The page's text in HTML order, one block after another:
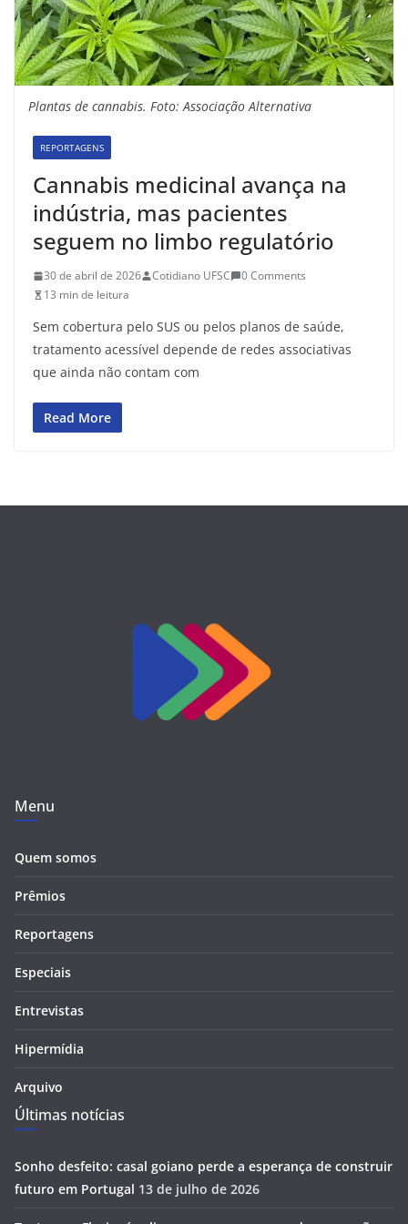
Plantas de cannabis. Foto: Associação Alternativa
REPORTAGENS
Cannabis medicinal avança na
indústria, mas pacientes
seguem no limbo regulatório
30 de abril de 2026 Cotidiano UFSC
0 Comments
13 min de leitura
Sem cobertura pelo SUS ou pelos planos de saúde,
tratamento acessível depende de redes associativas
que ainda não contam com
Read More
Menu
Quem somos
Prêmios
Reportagens
Especiais
Entrevistas
Hipermídia
Arquivo
Últimas notícias
Sonho desfeito: casal goiano perde a esperança de construir
futuro em Portugal 13 de julho de 2026